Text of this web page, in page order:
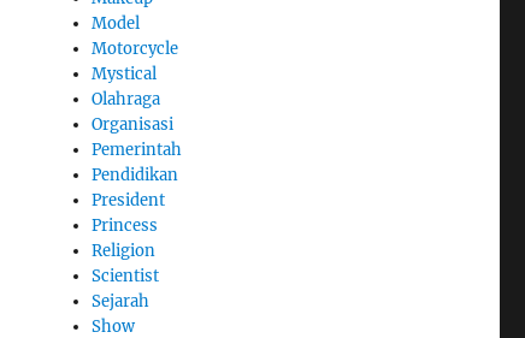
Model
Motorcycle
Mystical
Olahraga
Organisasi
Pemerintah
Pendidikan
President
Princess
Religion
Scientist
Sejarah
Show